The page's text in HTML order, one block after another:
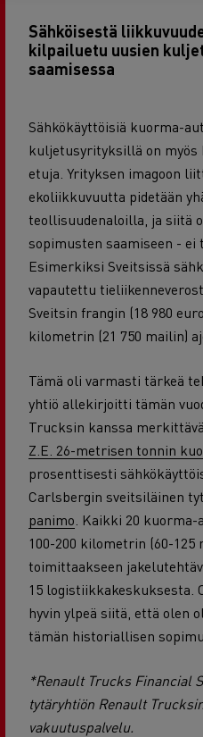
Sähköisestä
kilpailuetu uusien
saamisessa
Sähkökäyttöisiä kuorma-
kuljetusyrityksillä on myös
etuja. Yrityksen imagoon
ekoliikkuvuutta pidetään
teollisuudenaloilla, ja siitä
sopimusten saamiseen - ei
Esimerkiksi Sveitsissä
vapautettu
Sveitsin frangin (18 980
kilometrin (21 750 mailin)
Tämä oli varmasti tärkeä
yhtiö allekirjoitti tämän
Trucksin kanssa
Z.E. 26-metrisen tonnin
prosenttisesti
Carlsbergin sveitsiläinen
panimo . Kaikki 20
100-200 kilometrin (60-
toimittaakseen
15 logistiikkakeskuksesta.
hyvin ylpeä siitä, että olen
tämän historiallisen
*Renault Trucks Financial
tytäryhtiön Renault
vakuutuspalvelu.